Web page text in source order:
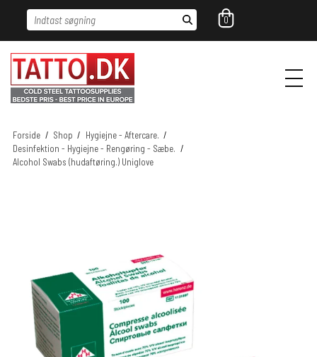
Indtast søgning 0
Forside / Shop / Hygiejne - Aftercare. /
Desinfektion - Hygiejne - Rengøring - Sæbe. /
Alcohol Swabs (hudaftøring.) Uniglove